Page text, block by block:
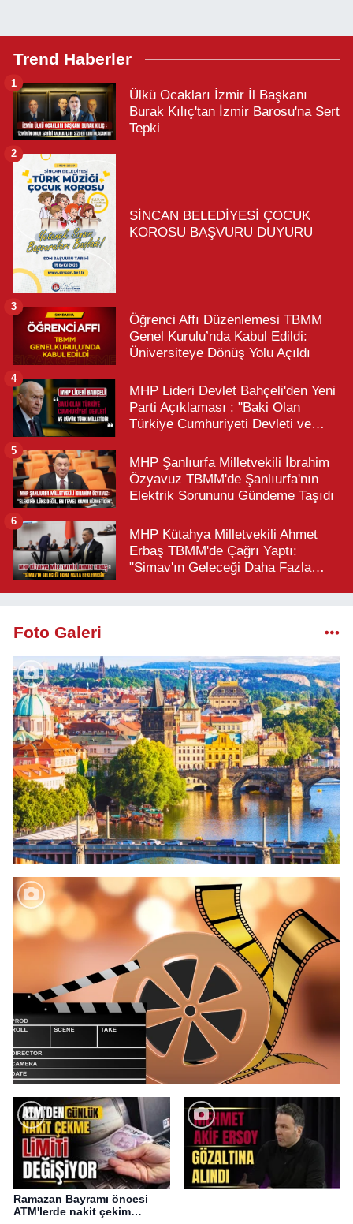
Trend Haberler
Ülkü Ocakları İzmir İl Başkanı
Burak Kılıç'tan İzmir Barosu'na Sert
Tepki
1
SİNCAN BELEDİYESİ ÇOCUK
KOROSU BAŞVURU DUYURU
2
Öğrenci Affı Düzenlemesi TBMM
Genel Kurulu’nda Kabul Edildi:
Üniversiteye Dönüş Yolu Açıldı
3
MHP Lideri Devlet Bahçeli'den Yeni
Parti Açıklaması : "Baki Olan
Türkiye Cumhuriyeti Devleti ve
4
MHP Şanlıurfa Milletvekili İbrahim
Özyavuz TBMM'de Şanlıurfa'nın
Elektrik Sorununu Gündeme Taşıdı
5
MHP Kütahya Milletvekili Ahmet
Erbaş TBMM'de Çağrı Yaptı:
"Simav'ın Geleceği Daha Fazla
6
Foto Galeri
Ramazan Bayramı öncesi
ATM'lerde nakit çekim